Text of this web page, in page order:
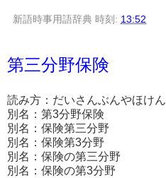
新語時事用語辞典 時刻: 13:52
第三分野保険
読み方：だいさんぶんやほけん
別名：第3分野保険
別名：保険第三分野
別名：保険第3分野
別名：保険の第三分野
別名：保険の第3分野